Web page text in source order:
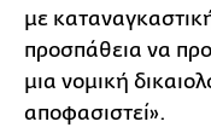
με
προσπάθεια να
μια νομική
αποφασιστεί».